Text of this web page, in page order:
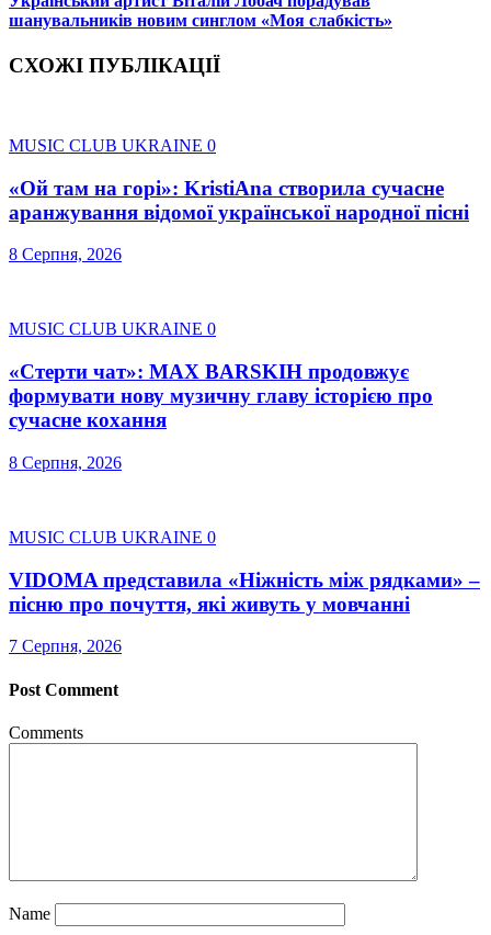
шанувальників новим синглом «Моя слабкість»
СХОЖІ ПУБЛІКАЦІЇ
MUSIC CLUB UKRAINE 0
«Ой там на горі»: KristiAna створила сучасне
аранжування відомої української народної пісні
8 Серпня, 2026
MUSIC CLUB UKRAINE 0
«Стерти чат»: MAX BARSKIH продовжує
формувати нову музичну главу історією про
сучасне кохання
8 Серпня, 2026
MUSIC CLUB UKRAINE 0
VIDOMA представила «Ніжність між рядками» –
пісню про почуття, які живуть у мовчанні
7 Серпня, 2026
Post Comment
Comments
Name